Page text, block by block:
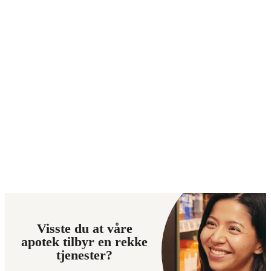
Visste du at våre
apotek tilbyr en rekke
tjenester?